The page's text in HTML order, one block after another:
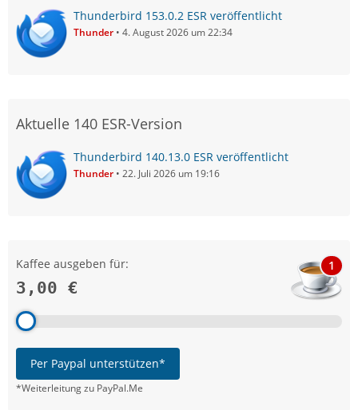
Thunderbird 153.0.2 ESR veröffentlicht
Thunder 4. August 2026 um 22:34
Aktuelle 140 ESR-Version
Thunderbird 140.13.0 ESR veröffentlicht
Thunder 22. Juli 2026 um 19:16
Kaffee ausgeben für:
3,00 €
1
Per Paypal unterstützen*
*Weiterleitung zu PayPal.Me